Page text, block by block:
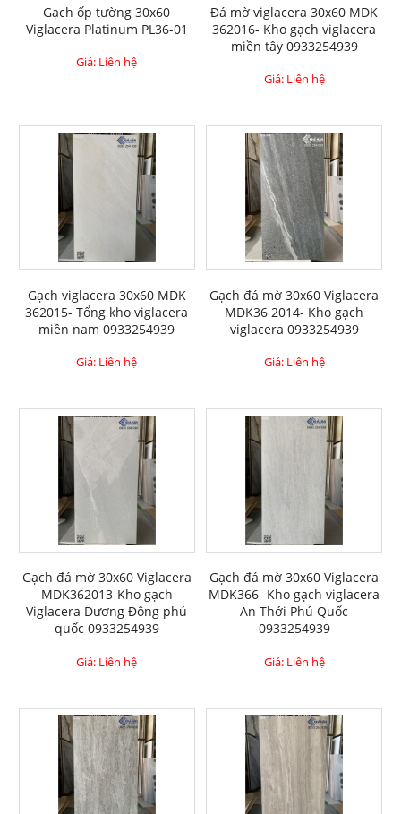
Gạch ốp tường 30x60
Viglacera Platinum PL36-01
Giá: Liên hệ
Đá mờ viglacera 30x60 MDK
362016- Kho gạch viglacera
miền tây 0933254939
Giá: Liên hệ
Gạch viglacera 30x60 MDK
362015- Tổng kho viglacera
miền nam 0933254939
Giá: Liên hệ
Gạch đá mờ 30x60 Viglacera
MDK36 2014- Kho gạch
viglacera 0933254939
Giá: Liên hệ
Gạch đá mờ 30x60 Viglacera
MDK362013-Kho gạch
Viglacera Dương Đông phú
quốc 0933254939
Giá: Liên hệ
Gạch đá mờ 30x60 Viglacera
MDK366- Kho gạch viglacera
An Thới Phú Quốc
0933254939
Giá: Liên hệ